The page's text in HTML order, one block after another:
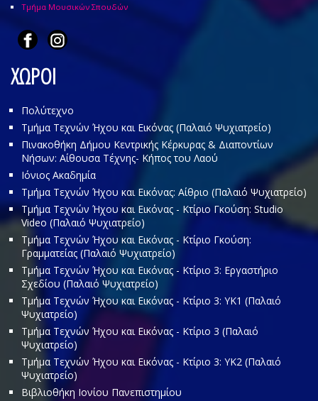
Τμήμα Μουσικών Σπουδών
ΧΩΡΟΙ
Πολύτεχνο
Τμήμα Τεχνών Ήχου και Εικόνας (Παλαιό Ψυχιατρείο)
Πινακοθήκη Δήμου Κεντρικής Κέρκυρας & Διαποντίων
Νήσων: Αίθουσα Τέχνης- Κήπος του Λαού
Ιόνιος Ακαδημία
Τμήμα Τεχνών Ήχου και Εικόνας: Αίθριο (Παλαιό Ψυχιατρείο)
Τμήμα Τεχνών Ήχου και Εικόνας - Κτίριο Γκούση: Studio
Video (Παλαιό Ψυχιατρείο)
Τμήμα Τεχνών Ήχου και Εικόνας - Κτίριο Γκούση:
Γραμματείας (Παλαιό Ψυχιατρείο)
Τμήμα Τεχνών Ήχου και Εικόνας - Κτίριο 3: Εργαστήριο
Σχεδίου (Παλαιό Ψυχιατρείο)
Τμήμα Τεχνών Ήχου και Εικόνας - Κτίριο 3: ΥΚ1 (Παλαιό
Ψυχιατρείο)
Τμήμα Τεχνών Ήχου και Εικόνας - Κτίριο 3 (Παλαιό
Ψυχιατρείο)
Τμήμα Τεχνών Ήχου και Εικόνας - Κτίριο 3: ΥΚ2 (Παλαιό
Ψυχιατρείο)
Βιβλιοθήκη Ιονίου Πανεπιστημίου